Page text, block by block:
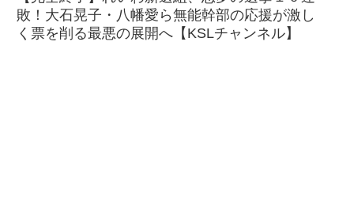
敗！大石晃子・八幡愛ら無能幹部の応援が激し
く票を削る最悪の展開へ【KSLチャンネル】